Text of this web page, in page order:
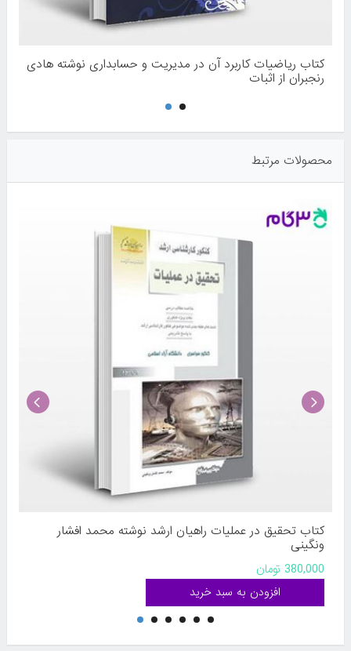
کتاب ریاضیات کاربرد آن در مدیریت و حسابداری نوشته هادی
رنجبران از اثبات
محصولات مرتبط
کتاب تحقیق در عملیات راهیان ارشد نوشته محمد افشار
ونگینی
380,000 تومان